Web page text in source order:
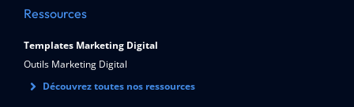
Ressources
Templates Marketing Digital
Outils Marketing Digital
Découvrez toutes nos ressources